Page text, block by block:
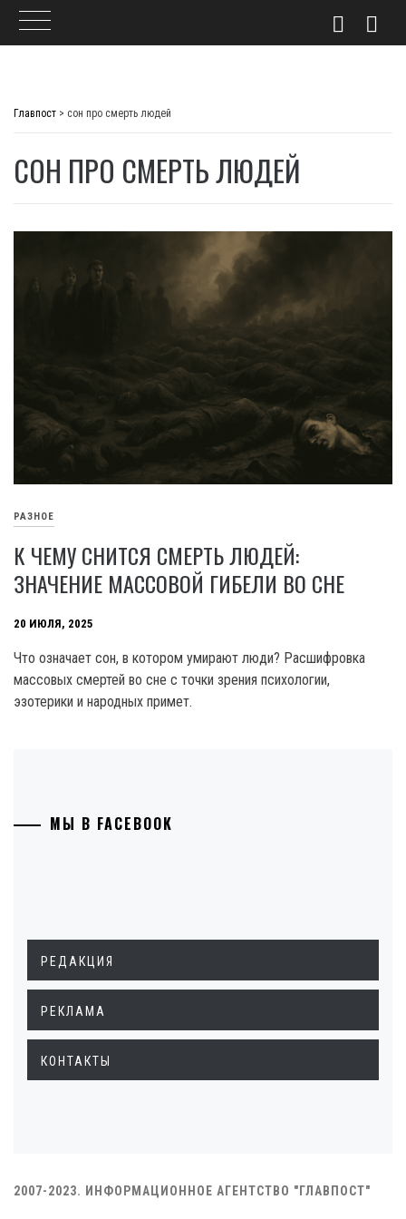
Главпост > сон про смерть людей
СОН ПРО СМЕРТЬ ЛЮДЕЙ
РАЗНОЕ
К ЧЕМУ СНИТСЯ СМЕРТЬ ЛЮДЕЙ:
ЗНАЧЕНИЕ МАССОВОЙ ГИБЕЛИ ВО СНЕ
20 ИЮЛЯ, 2025
Что означает сон, в котором умирают люди? Расшифровка
массовых смертей во сне с точки зрения психологии,
эзотерики и народных примет.
МЫ В FACEBOOK
РЕДАКЦИЯ
РЕКЛАМА
КОНТАКТЫ
2007-2023. ИНФОРМАЦИОННОЕ АГЕНТСТВО "ГЛАВПОСТ"